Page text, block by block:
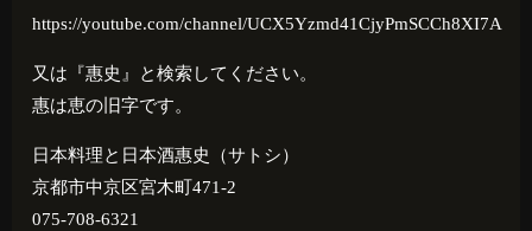
https://youtube.com/channel/UCX5Yzmd41CjyPmSCCh8XI7A
又は『惠史』と検索してください。
惠は恵の旧字です。
日本料理と日本酒惠史（サトシ）
京都市中京区宮木町471-2
075-708-6321